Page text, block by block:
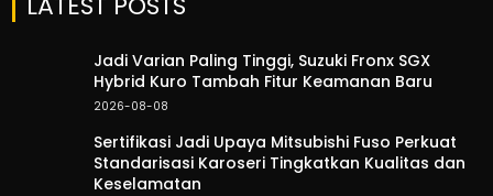
Jadi Varian Paling Tinggi, Suzuki Fronx SGX
Hybrid Kuro Tambah Fitur Keamanan Baru
2026-08-08
Sertifikasi Jadi Upaya Mitsubishi Fuso Perkuat
Standarisasi Karoseri Tingkatkan Kualitas dan
Keselamatan